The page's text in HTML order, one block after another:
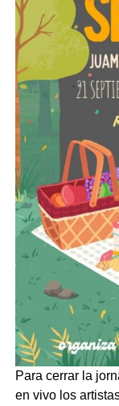
Para cerrar la
en vivo los